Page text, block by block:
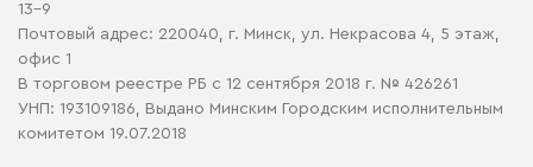
13-9
Почтовый адрес: 220040, г. Минск, ул. Некрасова 4, 5 этаж,
офис 1
В торговом реестре РБ с 12 сентября 2018 г. № 426261
УНП: 193109186, Выдано Минским Городским исполнительным
комитетом 19.07.2018